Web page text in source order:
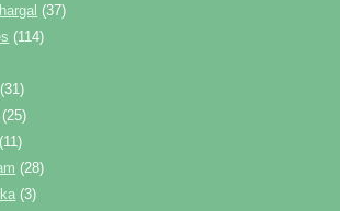
(37)
(114)
(31)
(25)
(11)
(28)
(3)